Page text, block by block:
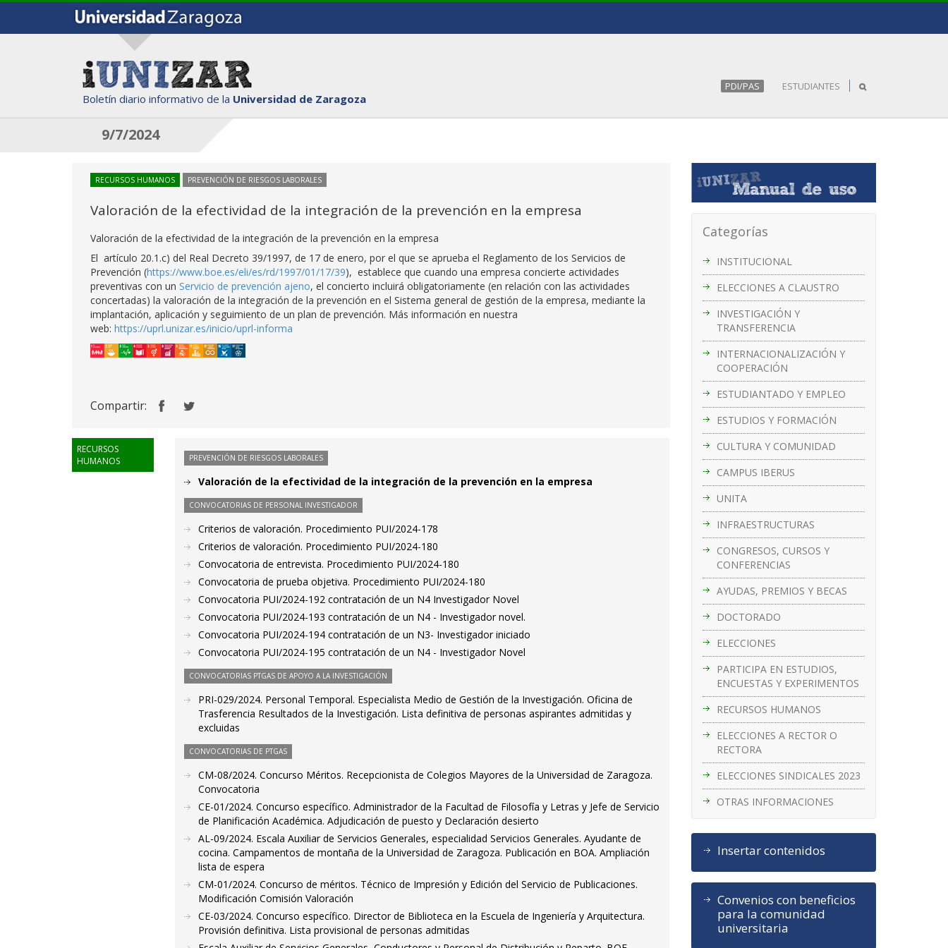
Boletín diario informativo de la Universidad de Zaragoza
PDI/PAS ESTUDIANTES
9/7/2024
Categorías
INSTITUCIONAL
ELECCIONES A CLAUSTRO
INVESTIGACIÓN Y
TRANSFERENCIA
INTERNACIONALIZACIÓN Y
COOPERACIÓN
ESTUDIANTADO Y EMPLEO
ESTUDIOS Y FORMACIÓN
CULTURA Y COMUNIDAD
CAMPUS IBERUS
UNITA
INFRAESTRUCTURAS
CONGRESOS, CURSOS Y
CONFERENCIAS
AYUDAS, PREMIOS Y BECAS
DOCTORADO
ELECCIONES
PARTICIPA EN ESTUDIOS,
ENCUESTAS Y EXPERIMENTOS
RECURSOS HUMANOS
ELECCIONES A RECTOR O
RECTORA
ELECCIONES SINDICALES 2023
OTRAS INFORMACIONES
Insertar contenidos
Convenios con beneficios
para la comunidad
universitaria
RECURSOS HUMANOS PREVENCIÓN DE RIESGOS LABORALES
Valoración de la efectividad de la integración de la prevención en la empresa
Valoración de la efectividad de la integración de la prevención en la empresa
El artículo 20.1.c) del Real Decreto 39/1997, de 17 de enero, por el que se aprueba el Reglamento de los Servicios de
Prevención (https://www.boe.es/eli/es/rd/1997/01/17/39), establece que cuando una empresa concierte actividades
preventivas con un Servicio de prevención ajeno, el concierto incluirá obligatoriamente (en relación con las actividades
concertadas) la valoración de la integración de la prevención en el Sistema general de gestión de la empresa, mediante la
implantación, aplicación y seguimiento de un plan de prevención. Más información en nuestra
web: https://uprl.unizar.es/inicio/uprl-informa
Compartir:
RECURSOS
HUMANOS
PREVENCIÓN DE RIESGOS LABORALES
Valoración de la efectividad de la integración de la prevención en la empresa
CONVOCATORIAS DE PERSONAL INVESTIGADOR
Criterios de valoración. Procedimiento PUI/2024-178
Criterios de valoración. Procedimiento PUI/2024-180
Convocatoria de entrevista. Procedimiento PUI/2024-180
Convocatoria de prueba objetiva. Procedimiento PUI/2024-180
Convocatoria PUI/2024-192 contratación de un N4 Investigador Novel
Convocatoria PUI/2024-193 contratación de un N4 - Investigador novel.
Convocatoria PUI/2024-194 contratación de un N3- Investigador iniciado
Convocatoria PUI/2024-195 contratación de un N4 - Investigador Novel
CONVOCATORIAS PTGAS DE APOYO A LA INVESTIGACIÓN
PRI-029/2024. Personal Temporal. Especialista Medio de Gestión de la Investigación. Oficina de
Trasferencia Resultados de la Investigación. Lista definitiva de personas aspirantes admitidas y
excluidas
CONVOCATORIAS DE PTGAS
CM-08/2024. Concurso Méritos. Recepcionista de Colegios Mayores de la Universidad de Zaragoza.
Convocatoria
CE-01/2024. Concurso específico. Administrador de la Facultad de Filosofía y Letras y Jefe de Servicio
de Planificación Académica. Adjudicación de puesto y Declaración desierto
AL-09/2024. Escala Auxiliar de Servicios Generales, especialidad Servicios Generales. Ayudante de
cocina. Campamentos de montaña de la Universidad de Zaragoza. Publicación en BOA. Ampliación
lista de espera
CM-01/2024. Concurso de méritos. Técnico de Impresión y Edición del Servicio de Publicaciones.
Modificación Comisión Valoración
CE-03/2024. Concurso específico. Director de Biblioteca en la Escuela de Ingeniería y Arquitectura.
Provisión definitiva. Lista provisional de personas admitidas